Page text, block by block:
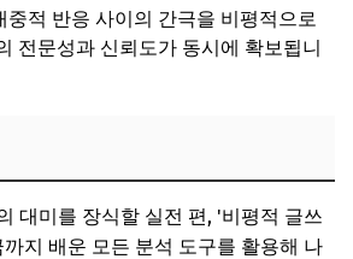
중적 반응 사이의 간극을 비평적으로
전문성과 신뢰도가 동시에 확보됩니
대미를 장식할 실전 편, '비평적 글쓰
지 배운 모든 분석 도구를 활용해 나